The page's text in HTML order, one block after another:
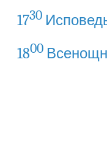
1730
1800